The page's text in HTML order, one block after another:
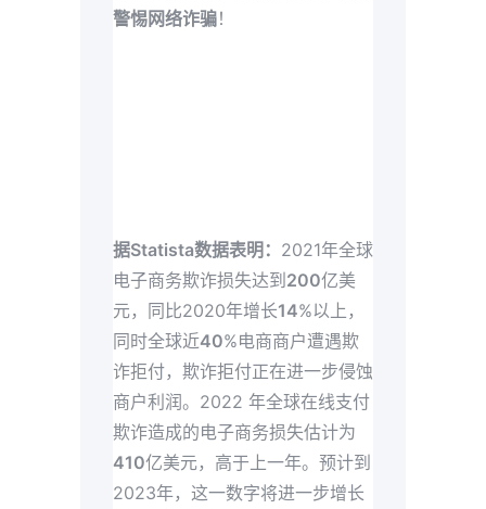
警惕网络诈骗！
据Statista数据表明： 2021年全球
电子商务欺诈损失达到200亿美
元，同比2020年增长14%以上，
同时全球近40%电商商户遭遇欺
诈拒付，欺诈拒付正在进一步侵蚀
商户利润。2022 年全球在线支付
欺诈造成的电子商务损失估计为
410亿美元，高于上一年。预计到
2023年，这一数字将进一步增长